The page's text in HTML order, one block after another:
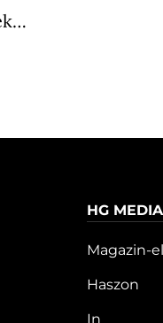
HG MEDIA
Magazin-
Haszon
In